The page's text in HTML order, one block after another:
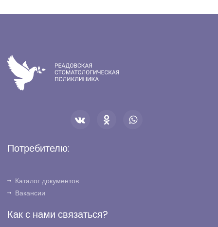
Потребителю:
Каталог документов
Вакансии
Как с нами связаться?